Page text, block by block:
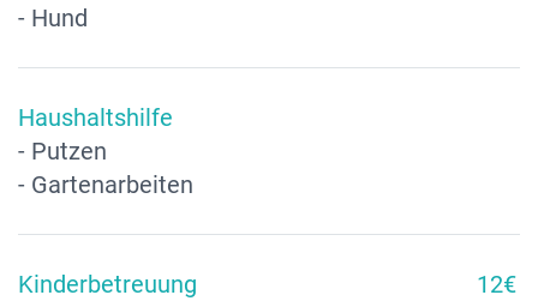
- Hund
Haushaltshilfe
- Putzen
- Gartenarbeiten
Kinderbetreuung
12€